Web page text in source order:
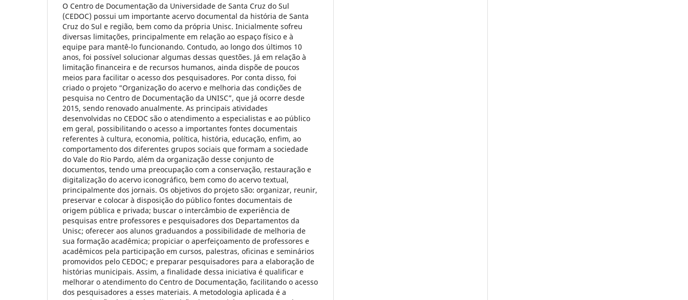
O Centro de Documentação da Universidade de Santa Cruz do Sul
(CEDOC) possui um importante acervo documental da história de Santa
Cruz do Sul e região, bem como da própria Unisc. Inicialmente sofreu
diversas limitações, principalmente em relação ao espaço físico e à
equipe para mantê-lo funcionando. Contudo, ao longo dos últimos 10
anos, foi possível solucionar algumas dessas questões. Já em relação à
limitação financeira e de recursos humanos, ainda dispõe de poucos
meios para facilitar o acesso dos pesquisadores. Por conta disso, foi
criado o projeto “Organização do acervo e melhoria das condições de
pesquisa no Centro de Documentação da UNISC”, que já ocorre desde
2015, sendo renovado anualmente. As principais atividades
desenvolvidas no CEDOC são o atendimento a especialistas e ao público
em geral, possibilitando o acesso a importantes fontes documentais
referentes à cultura, economia, política, história, educação, enfim, ao
comportamento dos diferentes grupos sociais que formam a sociedade
do Vale do Rio Pardo, além da organização desse conjunto de
documentos, tendo uma preocupação com a conservação, restauração e
digitalização do acervo iconográfico, bem como do acervo textual,
principalmente dos jornais. Os objetivos do projeto são: organizar, reunir,
preservar e colocar à disposição do público fontes documentais de
origem pública e privada; buscar o intercâmbio de experiência de
pesquisas entre professores e pesquisadores dos Departamentos da
Unisc; oferecer aos alunos graduandos a possibilidade de melhoria de
sua formação acadêmica; propiciar o aperfeiçoamento de professores e
acadêmicos pela participação em cursos, palestras, oficinas e seminários
promovidos pelo CEDOC; e preparar pesquisadores para a elaboração de
histórias municipais. Assim, a finalidade dessa iniciativa é qualificar e
melhorar o atendimento do Centro de Documentação, facilitando o acesso
dos pesquisadores a esses materiais. A metodologia aplicada é a